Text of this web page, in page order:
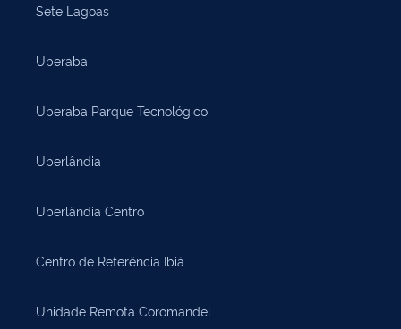
Sete Lagoas
Uberaba
Uberaba Parque Tecnológico
Uberlândia
Uberlândia Centro
Centro de Referência Ibiá
Unidade Remota Coromandel